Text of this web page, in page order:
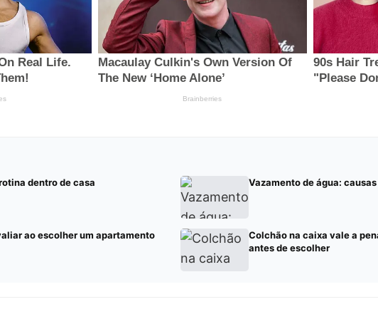
dentro de casa Vazamento de água:
ao escolher um apartamento
Colchão na caixa vale a
antes de escolher